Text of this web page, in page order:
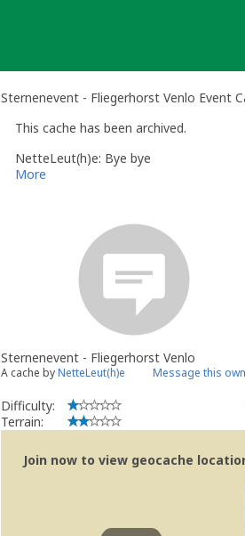
Sternenevent - Fliegerhorst Venlo Event
This cache has been archived.
NetteLeut(h)e: Bye bye
More
Sternenevent - Fliegerhorst Venlo
A cache byNetteLeut(h)e Message this
Difficulty:
Terrain:
Join now to view geocache